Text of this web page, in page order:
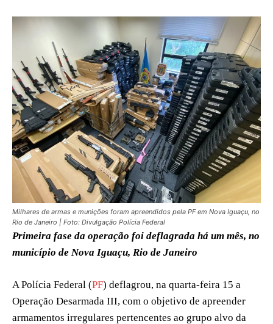
Milhares de armas e munições foram apreendidos pela PF em Nova Iguaçu, no
Rio de Janeiro | Foto: Divulgação Polícia Federal
Primeira fase da operação foi deflagrada há um mês, no
município de Nova Iguaçu, Rio de Janeiro
A Polícia Federal (PF) deflagrou, na quarta-feira 15 a
Operação Desarmada III, com o objetivo de apreender
armamentos irregulares pertencentes ao grupo alvo da